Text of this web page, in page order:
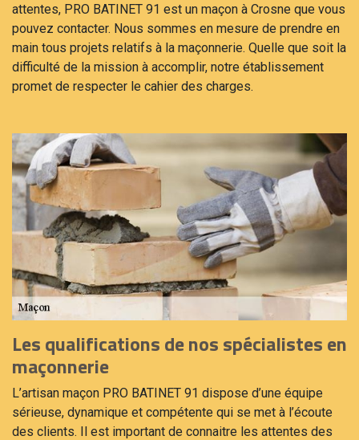
attentes, PRO BATINET 91 est un maçon à Crosne que vous
pouvez contacter. Nous sommes en mesure de prendre en
main tous projets relatifs à la maçonnerie. Quelle que soit la
difficulté de la mission à accomplir, notre établissement
promet de respecter le cahier des charges.
Les qualifications de nos spécialistes en
maçonnerie
L’artisan maçon PRO BATINET 91 dispose d’une équipe
sérieuse, dynamique et compétente qui se met à l’écoute
des clients. Il est important de connaitre les attentes des